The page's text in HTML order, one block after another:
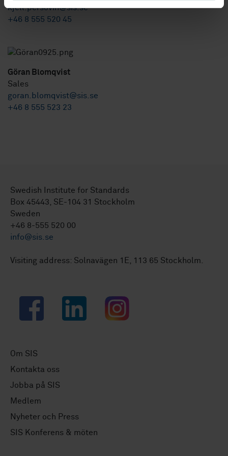
kjell.persovin@sis.se
+46 8 555 520 45
Göran Blomqvist
Sales
goran.blomqvist@sis.se
+46 8 555 523 23
Swedish Institute for Standards
Box 45443, SE-104 31 Stockholm
Sweden
+46 8-555 520 00
info@sis.se
Visiting address: Solnavägen 1E, 113 65 Stockholm.
Facebook LinkedIn Instagram
Om SIS
Kontakta oss
Jobba på SIS
Medlem
Nyheter och Press
SIS Konferens & möten